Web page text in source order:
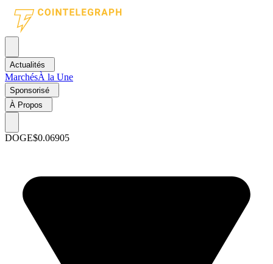
Actualités
MarchésÀ la Une
Sponsorisé
À Propos
DOGE$0.06905